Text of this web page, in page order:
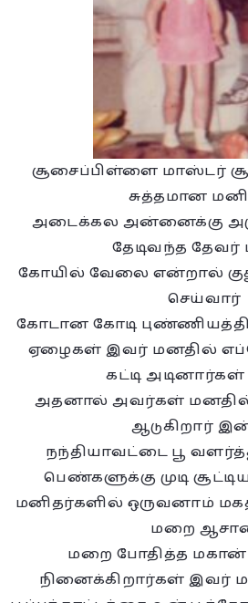
சூசைப்பிள்ளை மாஸ்டர்
சுத்தமான
அடைக்கல அன்னைக்கு
தேடிவந்த
கோயில் வேலை என்றால்
செய்வார்
கோடான கோடி
ஏழைகள் இவர் மனதில்
கட்டி
அதனால் அவர்கள்
ஆடுகிறார்
நந்தியாவட்டை பூ
பெண்களுக்கு முடி
மனிதர்களில் ஒருவனாம்
மறை
மறை போதித்த
நினைக்கிறார்கள் இவர்